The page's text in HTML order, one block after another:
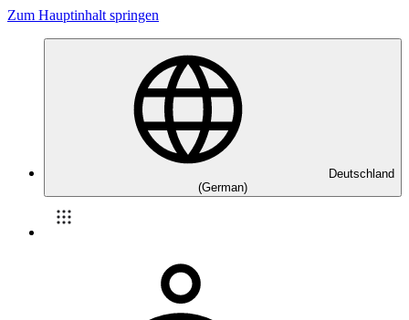
Zum Hauptinhalt springen
Deutschland
(German)